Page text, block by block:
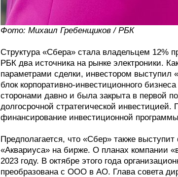
Фото: Михаил Гребенщиков / РБК
Структура «Сбера» стала владельцем 12%
РБК два источника на рынке электроники.
параметрами сделки, инвестором
блок корпоративно-инвестиционного
сторонами давно и была закрыта в первой
долгосрочной стратегической
финансирование инвестиционной
Предполагается, что «Сбер» также
«Аквариуса» на бирже. О планах компании
2023 году. В октябре этого года
преобразована с ООО в АО. Глава совета